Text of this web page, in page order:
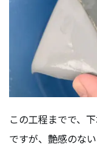
この工程までで、
ですが、艶感のな